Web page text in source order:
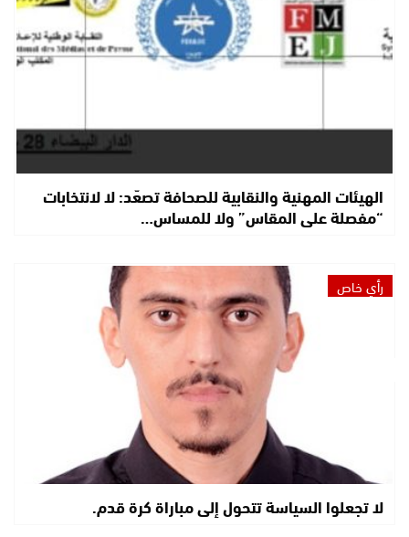
الهيئات المهنية والنقابية للصحافة تصعّد: لا لانتخابات
“مفصلة على المقاس” ولا للمساس…
رأي خاص
لا تجعلوا السياسة تتحول إلى مباراة كرة قدم.